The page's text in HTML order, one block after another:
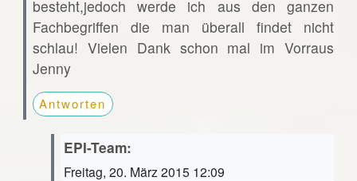
besteht,jedoch werde ich aus den ganzen
Fachbegriffen die man überall findet nicht
schlau! Vielen Dank schon mal im Vorraus
Jenny
Antworten
EPI-Team:
Freitag, 20. März 2015 12:09